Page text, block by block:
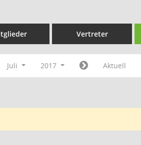
Vertreter
Juli 2017 Aktuell